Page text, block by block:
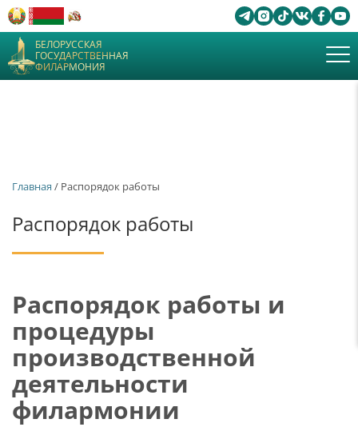
БЕЛОРУССКАЯ
ГОСУДАРСТВЕННАЯ
ФИЛАРМОНИЯ
Главная / Распорядок работы
Распорядок работы
Распорядок работы и
процедуры
производственной
деятельности
филармонии